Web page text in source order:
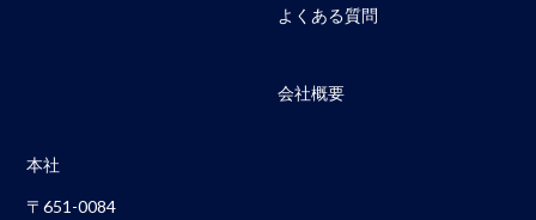
よくある質問
会社概要
本社
〒651-0084